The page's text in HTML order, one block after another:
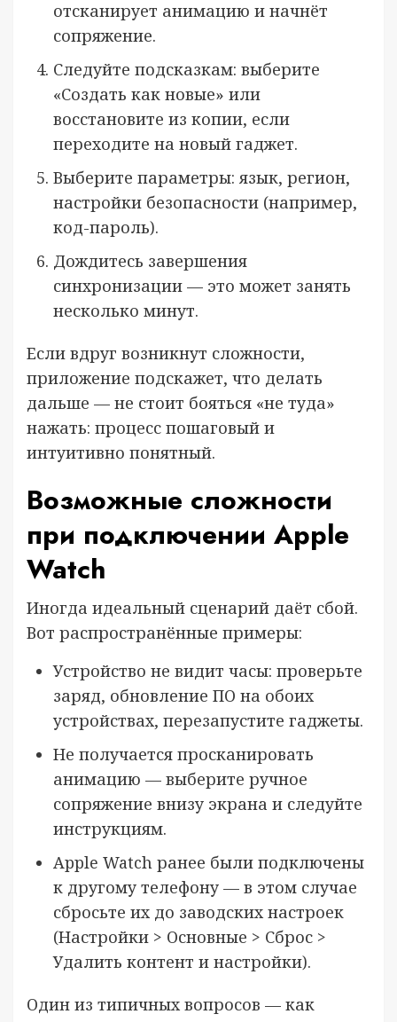
отсканирует анимацию и начнёт
сопряжение.
Следуйте подсказкам: выберите
«Создать как новые» или
восстановите из копии, если
переходите на новый гаджет.
Выберите параметры: язык, регион,
настройки безопасности (например,
код-пароль).
Дождитесь завершения
синхронизации — это может занять
несколько минут.
Если вдруг возникнут сложности,
приложение подскажет, что делать
дальше — не стоит бояться «не туда»
нажать: процесс пошаговый и
интуитивно понятный.
Возможные сложности
при подключении Apple
Watch
Иногда идеальный сценарий даёт сбой.
Вот распространённые примеры:
Устройство не видит часы: проверьте
заряд, обновление ПО на обоих
устройствах, перезапустите гаджеты.
Не получается просканировать
анимацию — выберите ручное
сопряжение внизу экрана и следуйте
инструкциям.
Apple Watch ранее были подключены
к другому телефону — в этом случае
сбросьте их до заводских настроек
(Настройки > Основные > Сброс >
Удалить контент и настройки).
Один из типичных вопросов — как